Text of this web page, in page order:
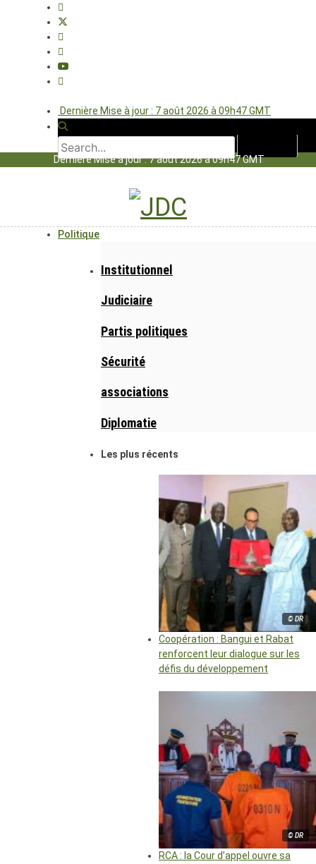
Dernière Mise à jour : 7 août 2026 à 09h47 GMT
Dernière Mise à jour : 7 août 2026 à 09h47 GMT
Politique
Institutionnel
Judiciaire
Partis politiques
Sécurité
associations
Diplomatie
Les plus récents
© DR
Coopération : Bangui et Rabat
renforcent leur dialogue sur les
défis du développement
© DR
RCA : la Cour d’appel ouvre sa